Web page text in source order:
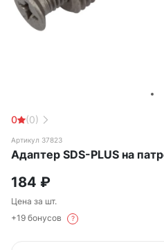
0 (0)
Артикул 37823
Адаптер SDS-PLUS на
184 ₽
Цена за шт.
+19 бонусов
?